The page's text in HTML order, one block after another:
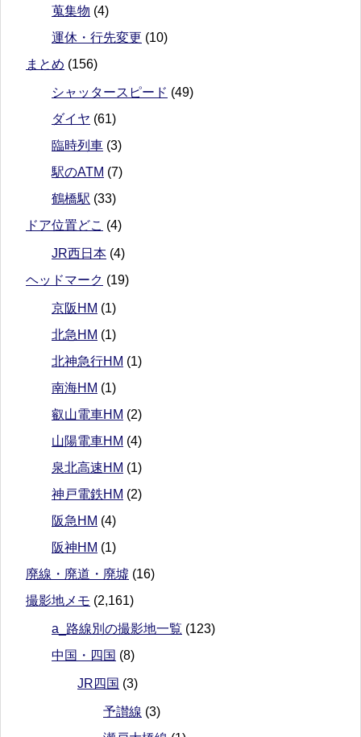
蒐集物 (4)
運休・行先変更 (10)
まとめ (156)
シャッタースピード (49)
ダイヤ (61)
臨時列車 (3)
駅のATM (7)
鶴橋駅 (33)
ドア位置どこ (4)
JR西日本 (4)
ヘッドマーク (19)
京阪HM (1)
北急HM (1)
北神急行HM (1)
南海HM (1)
叡山電車HM (2)
山陽電車HM (4)
泉北高速HM (1)
神戸電鉄HM (2)
阪急HM (4)
阪神HM (1)
廃線・廃道・廃墟 (16)
撮影地メモ (2,161)
a_路線別の撮影地一覧 (123)
中国・四国 (8)
JR四国 (3)
予讃線 (3)